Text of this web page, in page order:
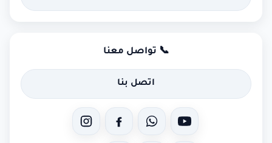
📞 تواصل معنا
اتصل بنا